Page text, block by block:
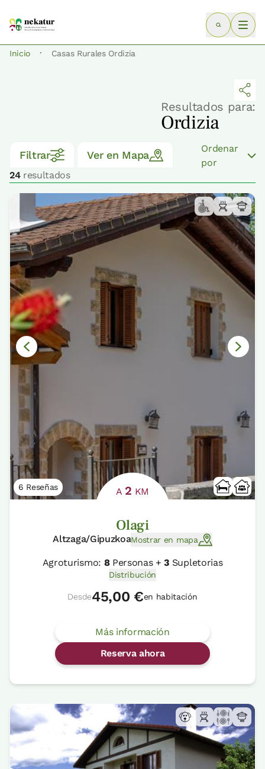
Inicio · Casas Rurales Ordizia
Resultados para:
Ordizia
Filtrar Ver en Mapa
24resultados
Ordenar
por
6 Reseñas A 2 KM
Olagi
Altzaga/GipuzkoaMostrar en mapa
Agroturismo: 8Personas +3 Supletorias
Distribución
Desde45,00 €en habitación
Más información
Reserva ahora